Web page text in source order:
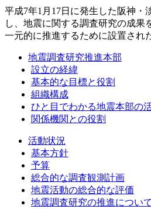
平成7年1月17日に発生した阪神・
し、地震に関する調査研究の成果
一元的に推進するために設置され
地震調査研究推進本部
設立の経緯
基本的な目標と役割
組織構成
ひと目でわかる地震本部の
関係機関との役割
活動状況
基本方針
予算
総合的な調査観測計画
地震活動の総合的な評価
地震調査研究の推進につい